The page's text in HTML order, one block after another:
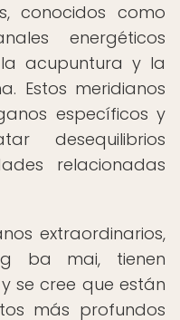
conocidos como
energéticos
acupuntura y la
Estos meridianos
específicos y
desequilibrios
relacionadas
extraordinarios,
ba mai, tienen
se cree que están
más profundos